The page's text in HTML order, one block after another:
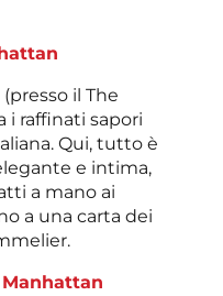
il The
i raffinati sapori
Qui, tutto è
e intima,
a mano ai
a una carta dei